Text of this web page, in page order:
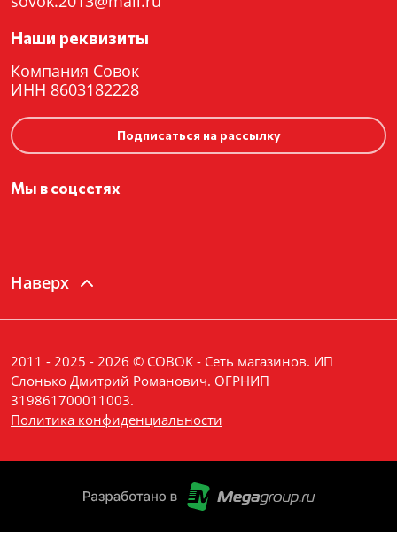
Наши реквизиты
Компания Совок
ИНН 8603182228
Подписаться на рассылку
Мы в соцсетях
Наверх
2011 - 2025 - 2026 © СОВОК - Сеть магазинов. ИП
Слонько Дмитрий Романович. ОГРНИП
319861700011003.
Политика конфиденциальности